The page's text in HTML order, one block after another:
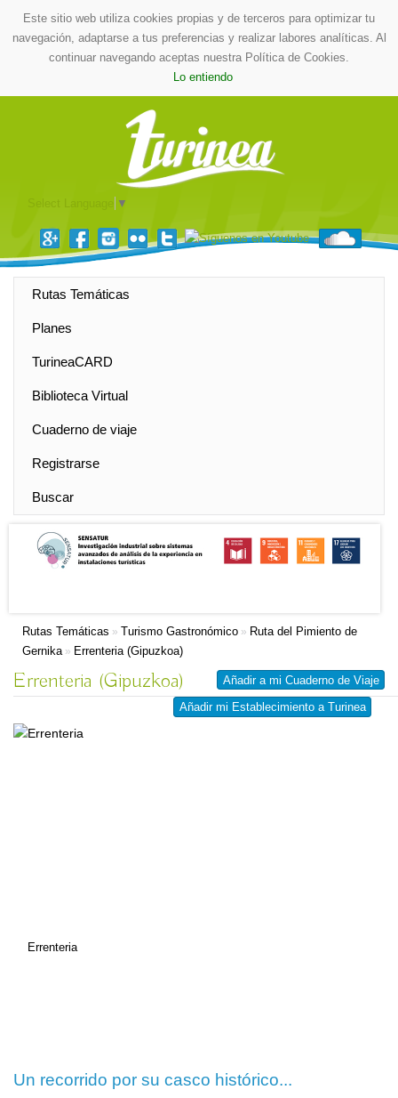
Este sitio web utiliza cookies propias y de terceros para optimizar tu
navegación, adaptarse a tus preferencias y realizar labores analíticas. Al
continuar navegando aceptas nuestra Política de Cookies.
Lo entiendo
▼
Rutas Temáticas
Planes
TurineaCARD
Biblioteca Virtual
Cuaderno de viaje
Registrarse
Buscar
Rutas Temáticas » Turismo Gastronómico » Ruta del Pimiento de
Gernika» Errenteria (Gipuzkoa)
Añadir a mi Cuaderno de Viaje
Añadir mi Establecimiento a Turinea
Errenteria (Gipuzkoa)
Errenteria
Un recorrido por su casco histórico...